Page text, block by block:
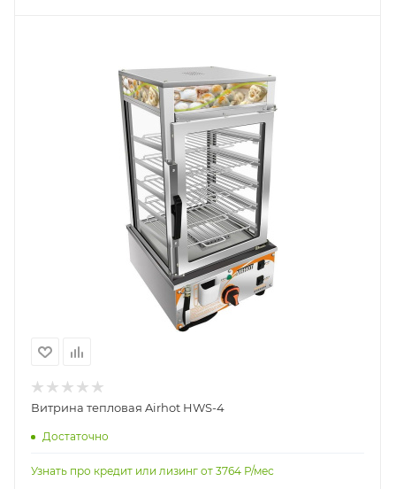
Витрина тепловая Airhot HWS-4
Достаточно
Узнать про кредит или лизинг от 3764 Р/мес